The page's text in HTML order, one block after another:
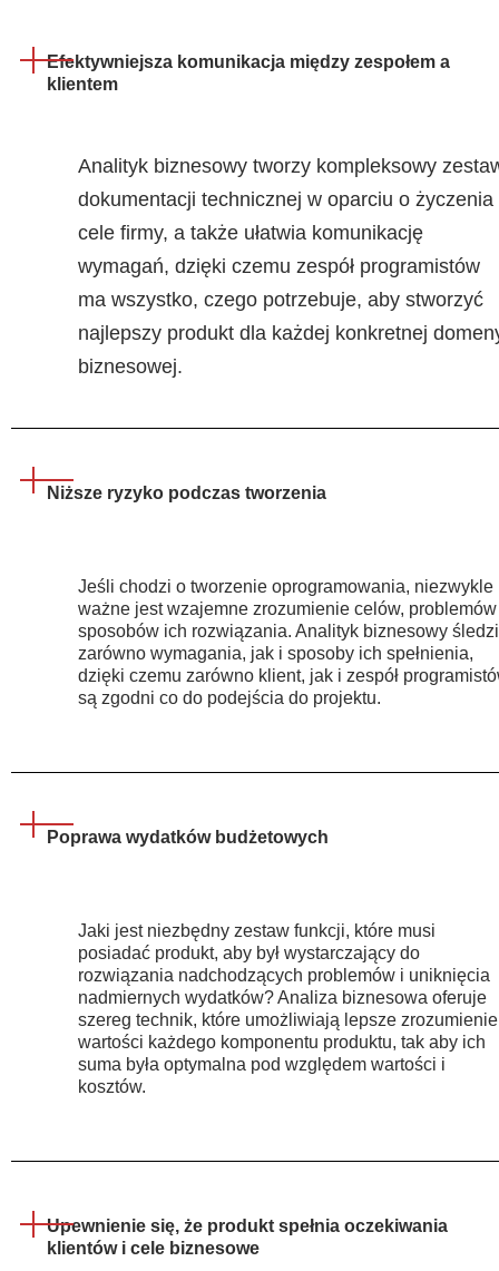
Efektywniejsza komunikacja między zespołem a
klientem
Analityk biznesowy tworzy kompleksowy
dokumentacji technicznej w oparciu o życzenia
cele firmy, a także ułatwia komunikację
wymagań, dzięki czemu zespół programistów
ma wszystko, czego potrzebuje, aby stworzyć
najlepszy produkt dla każdej konkretnej
biznesowej.
Niższe ryzyko podczas tworzenia
Jeśli chodzi o tworzenie oprogramowania, niezwykle
ważne jest wzajemne zrozumienie celów,
sposobów ich rozwiązania. Analityk biznesowy śledzi
zarówno wymagania, jak i sposoby ich spełnienia,
dzięki czemu zarówno klient, jak i zespół
są zgodni co do podejścia do projektu.
Poprawa wydatków budżetowych
Jaki jest niezbędny zestaw funkcji, które musi
posiadać produkt, aby był wystarczający do
rozwiązania nadchodzących problemów i uniknięcia
nadmiernych wydatków? Analiza biznesowa oferuje
szereg technik, które umożliwiają lepsze zrozumienie
wartości każdego komponentu produktu, tak aby ich
suma była optymalna pod względem wartości i
kosztów.
Upewnienie się, że produkt spełnia oczekiwania
klientów i cele biznesowe